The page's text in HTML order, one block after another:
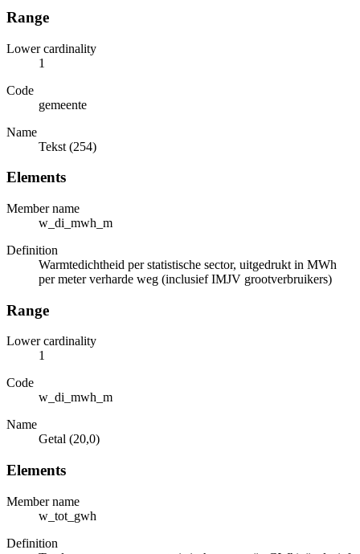
Range
Lower cardinality
1
Code
gemeente
Name
Tekst (254)
Elements
Member name
w_di_mwh_m
Definition
Warmtedichtheid per statistische sector, uitgedrukt in MWh
per meter verharde weg (inclusief IMJV grootverbruikers)
Range
Lower cardinality
1
Code
w_di_mwh_m
Name
Getal (20,0)
Elements
Member name
w_tot_gwh
Definition